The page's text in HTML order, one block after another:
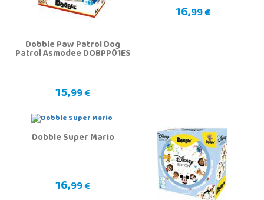
Dobble Paw Patrol Dog
Patrol Asmodee DOBPP01ES
15,99 €
16,99 €
Dobble Super Mario
16,99 €